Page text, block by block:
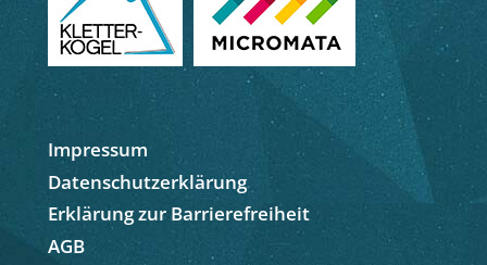
Impressum
Datenschutzerklärung
Erklärung zur Barrierefreiheit
AGB